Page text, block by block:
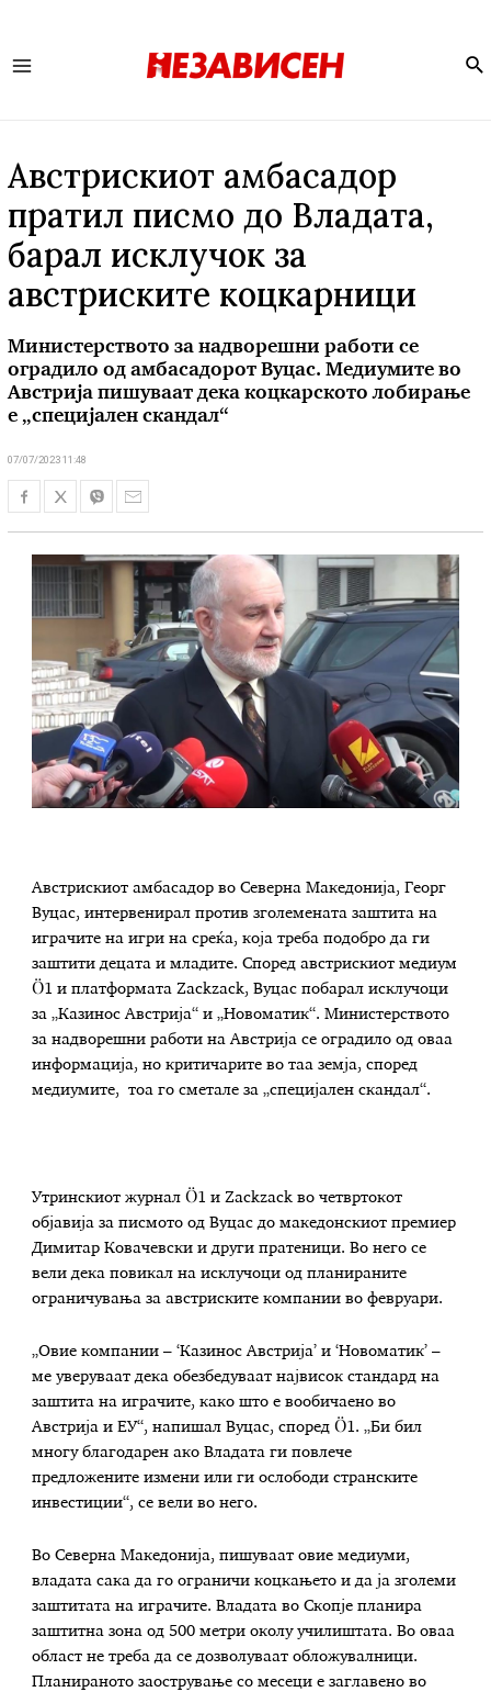
Австрискиот амбасадор
пратил писмо до Владата,
барал исклучок за
австриските коцкарници
Министерството за надворешни работи се
оградило од амбасадорот Вуцас. Медиумите во
Австрија пишуваат дека коцкарското лобирање
е „специјален скандал“
07/07/2023 11:48
Австрискиот амбасадор во Северна Македонија, Георг
Вуцас, интервенирал против зголемената заштита на
играчите на игри на среќа, која треба подобро да ги
заштити децата и младите. Според австрискиот медиум
Ö1 и платформата Zackzack, Вуцас побарал исклучоци
за „Казинос Австрија“ и „Новоматик“. Министерството
за надворешни работи на Австрија се оградило од оваа
информација, но критичарите во таа земја, според
медиумите, тоа го сметале за „специјален скандал“.
Утринскиот журнал Ö1 и Zackzack во четвртокот
објавија за писмото од Вуцас до македонскиот премиер
Димитар Ковачевски и други пратеници. Во него се
вели дека повикал на исклучоци од планираните
ограничувања за австриските компании во февруари.
„Овие компании – ‘Казинос Австрија’ и ‘Новоматик’ –
ме уверуваат дека обезбедуваат највисок стандард на
заштита на играчите, како што е вообичаено во
Австрија и ЕУ“, напишал Вуцас, според Ö1. „Би бил
многу благодарен ако Владата ги повлече
предложените измени или ги ослободи странските
инвестиции“, се вели во него.
Во Северна Македонија, пишуваат овие медиуми,
владата сака да го ограничи коцкањето и да ја зголеми
заштитата на играчите. Владата во Скопје планира
заштитна зона од 500 метри околу училиштата. Во оваа
област не треба да се дозволуваат обложувалници.
Планираното заострување со месеци е заглавено во